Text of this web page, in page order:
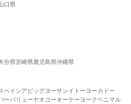
口県
分県宮崎県鹿児島県沖縄県
ベイシア ビッグヨーサンイトーヨーカドー
ーバリューヤオコーオーケー ヨークベニマル